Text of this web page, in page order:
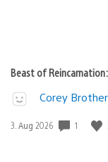
Beast of
Corey
Veröffentlichungsdatum:
3. Aug 2026 1